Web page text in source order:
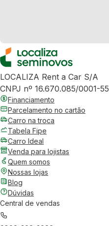
LOCALIZA Rent a Car S/A
CNPJ nº 16.670.085/0001-55
Financiamento
Parcelamento no cartão
Carro na troca
Tabela Fipe
Carro Ideal
Venda para lojistas
Quem somos
Nossas lojas
Blog
Dúvidas
Central de vendas